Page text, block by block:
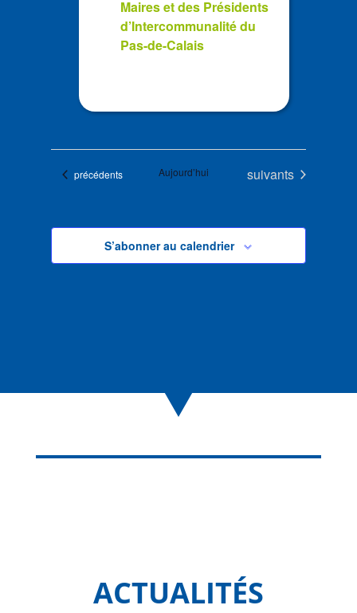
Maires et des Présidents
d’Intercommunalité du
Pas-de-Calais
Évènements
précédents Aujourd’hui Évènements
suivants
S’abonner au calendrier
ACTUALITÉS